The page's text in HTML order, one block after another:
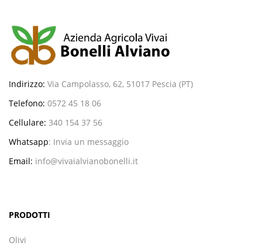
Indirizzo: Via Campolasso, 62, 51017 Pescia (PT)
Telefono: 0572 45 18 06
Cellulare: 340 154 37 56
Whatsapp: Invia un messaggio
Email: info@vivaialvianobonelli.it
PRODOTTI
Olivi